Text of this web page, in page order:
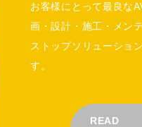
お客様にとって最良な
画・設計・施工・メン
ストップソリューショ
す。
READ